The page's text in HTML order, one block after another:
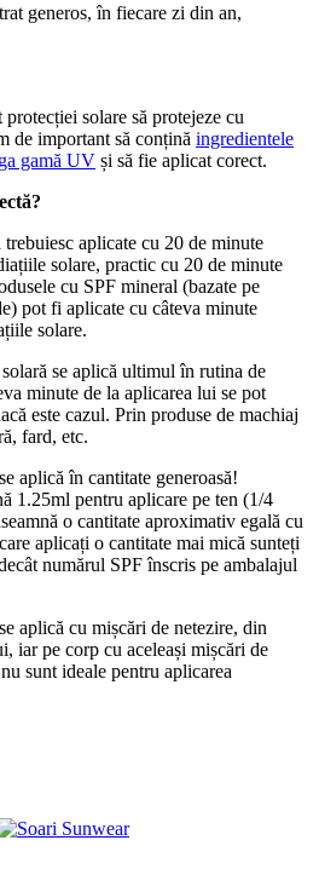
generos, în fiecare zi din an,
solare să protejeze cu
de important să conțină ingredientele
gamă UV și să fie aplicat corect.
aplicate cu 20 de minute
solare, practic cu 20 de minute
cu SPF mineral (bazate pe
pot fi aplicate cu câteva minute
solare.
se aplică ultimul în rutina de
minute de la aplicarea lui se pot
este cazul. Prin produse de machiaj
fard, etc.
aplică în cantitate generoasă!
1.25ml pentru aplicare pe ten (1/4
o cantitate aproximativ egală cu
aplicați o cantitate mai mică sunteți
numărul SPF înscris pe ambalajul
aplică cu mișcări de netezire, din
iar pe corp cu aceleași mișcări de
sunt ideale pentru aplicarea